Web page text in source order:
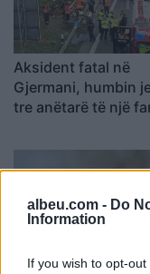
albeu.com - Do
Information
If you wish to opt-
Aksident fatal në
Gjermani, humbin
tre anëtarë të një
ktheheshin nga